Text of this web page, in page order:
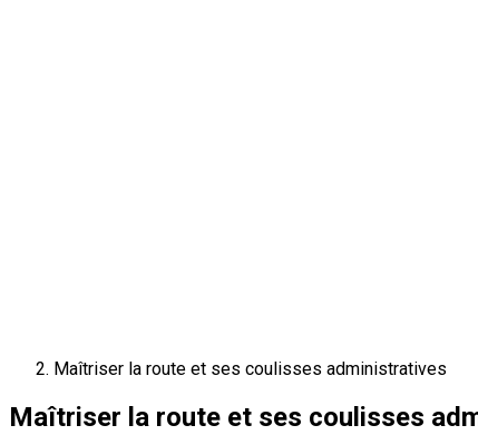
Maîtriser la route et ses coulisses administratives
Maîtriser la route et ses coulisses